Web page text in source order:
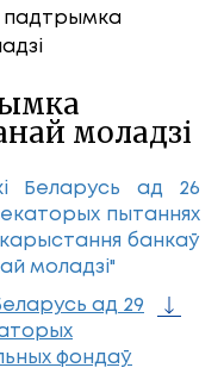
падтрымка
моладзі
Беларусь ад 26
пытаннях
банкаў
моладзі"
ад 29
фондаў